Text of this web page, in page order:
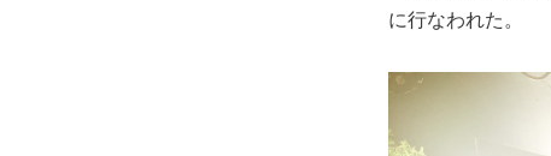
に行なわれた。